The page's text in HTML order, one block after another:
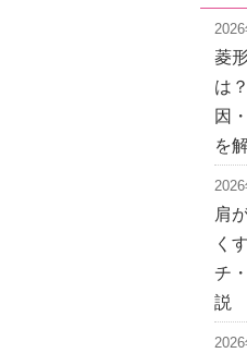
菱
は
因
を
肩
く
チ
説